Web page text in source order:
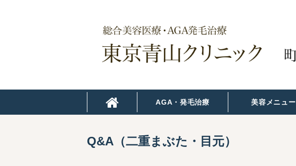
AGA・発毛治療 美容メニュー
Q&A（二重まぶた・目元）